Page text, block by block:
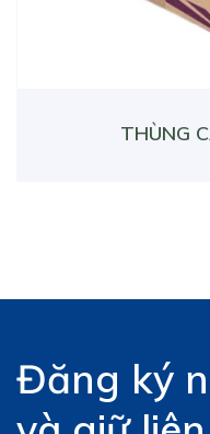
THÙNG
Đăng ký